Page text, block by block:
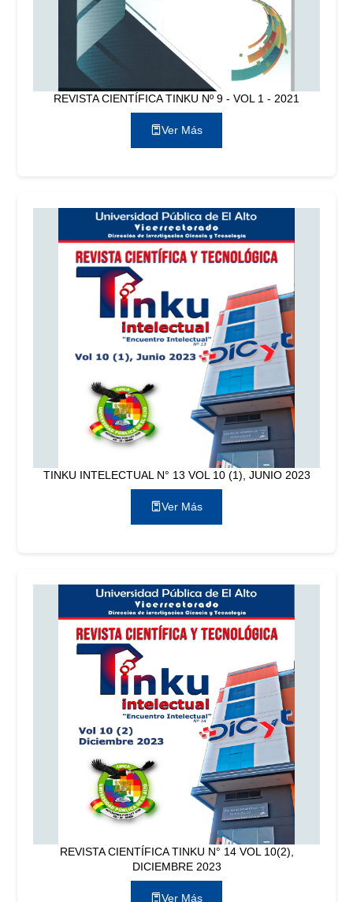
REVISTA CIENTÍFICA TINKU Nº 9 - VOL 1 - 2021
Ver Más
TINKU INTELECTUAL N° 13 VOL 10 (1), JUNIO 2023
Ver Más
REVISTA CIENTÍFICA TINKU N° 14 VOL 10(2),
DICIEMBRE 2023
Ver Más